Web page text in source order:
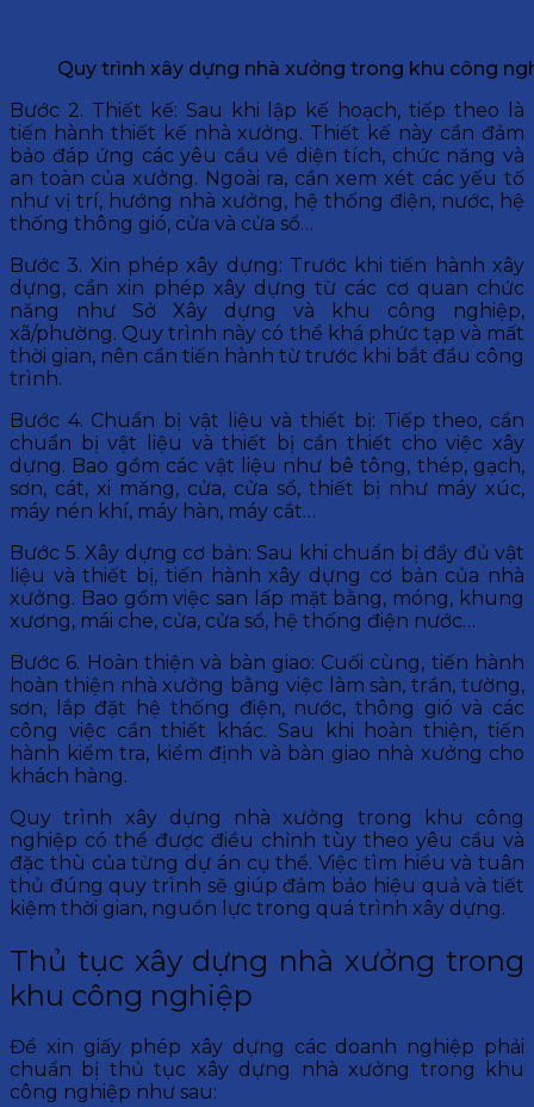
Quy trình xây dựng nhà xưởng trong khu công
Bước 2. Thiết kế: Sau khi lập kế hoạch, tiếp theo là
tiến hành thiết kế nhà xưởng. Thiết kế này cần đảm
bảo đáp ứng các yêu cầu về diện tích, chức năng và
an toàn của xưởng. Ngoài ra, cần xem xét các yếu tố
như vị trí, hướng nhà xưởng, hệ thống điện, nước, hệ
thống thông gió, cửa và cửa sổ…
Bước 3. Xin phép xây dựng: Trước khi tiến hành xây
dựng, cần xin phép xây dựng từ các cơ quan chức
năng như Sở Xây dựng và khu công nghiệp,
xã/phường. Quy trình này có thể khá phức tạp và mất
thời gian, nên cần tiến hành từ trước khi bắt đầu công
trình.
Bước 4. Chuẩn bị vật liệu và thiết bị: Tiếp theo, cần
chuẩn bị vật liệu và thiết bị cần thiết cho việc xây
dựng. Bao gồm các vật liệu như bê tông, thép, gạch,
sơn, cát, xi măng, cửa, cửa sổ, thiết bị như máy xúc,
máy nén khí, máy hàn, máy cắt…
Bước 5. Xây dựng cơ bản: Sau khi chuẩn bị đầy đủ vật
liệu và thiết bị, tiến hành xây dựng cơ bản của nhà
xưởng. Bao gồm việc san lấp mặt bằng, móng, khung
xương, mái che, cửa, cửa sổ, hệ thống điện nước…
Bước 6. Hoàn thiện và bàn giao: Cuối cùng, tiến hành
hoàn thiện nhà xưởng bằng việc làm sàn, trần, tường,
sơn, lắp đặt hệ thống điện, nước, thông gió và các
công việc cần thiết khác. Sau khi hoàn thiện, tiến
hành kiểm tra, kiểm định và bàn giao nhà xưởng cho
khách hàng.
Quy trình xây dựng nhà xưởng trong khu công
nghiệp có thể được điều chỉnh tùy theo yêu cầu và
đặc thù của từng dự án cụ thể. Việc tìm hiểu và tuân
thủ đúng quy trình sẽ giúp đảm bảo hiệu quả và tiết
kiệm thời gian, nguồn lực trong quá trình xây dựng.
Thủ tục xây dựng nhà xưởng trong
khu công nghiệp
Để xin giấy phép xây dựng các doanh nghiệp phải
chuẩn bị thủ tục xây dựng nhà xưởng trong khu
công nghiệp như sau: